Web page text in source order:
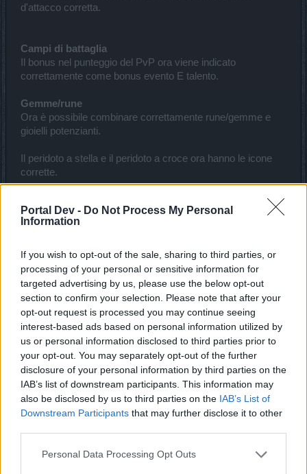
Portal Dev - Do Not Process My Personal
Information
If you wish to opt-out of the sale, sharing to third parties, or
processing of your personal or sensitive information for
targeted advertising by us, please use the below opt-out
section to confirm your selection. Please note that after your
opt-out request is processed you may continue seeing
interest-based ads based on personal information utilized by
us or personal information disclosed to third parties prior to
your opt-out. You may separately opt-out of the further
disclosure of your personal information by third parties on the
IAB’s list of downstream participants. This information may
also be disclosed by us to third parties on the IAB’s List of
Downstream Participants that may further disclose it to other
Personal Data Processing Opt Outs
d'attacco corretta.
Campi di battaglia
Il bonus nel punteggio del PvP ora viene indicato
correttamente come bonus evento E talento.
Gemme/rune
Ora è possibile combinare correttamente rune/gemme e
gioielli potenzianti.
Il peridoto a stella e il peridoto a croce ora hanno le icone
corrette.
Last edited:Sep 10, 2019
Team Leader
Team Drakensang Online
Release 193
Salve eroi di Dracania,
con l'aggiornamento 193 introduciamo gli "altari".
Li potete trovare nei dungeon del mondo intermedio (ad
eccezione delle sale dei boss) e se ci cliccate sopra, vi
tempo.
Per maggiori informazioni sugli altari, cliccate